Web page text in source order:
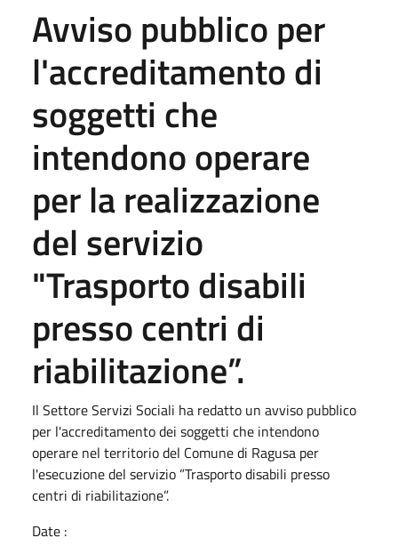
Avviso pubblico per
l'accreditamento di
soggetti che
intendono operare
per la realizzazione
del servizio
"Trasporto disabili
presso centri di
riabilitazione”.
Il Settore Servizi Sociali ha redatto un avviso pubblico
per l'accreditamento dei soggetti che intendono
operare nel territorio del Comune di Ragusa per
l'esecuzione del servizio ”Trasporto disabili presso
centri di riabilitazione”.
Date :